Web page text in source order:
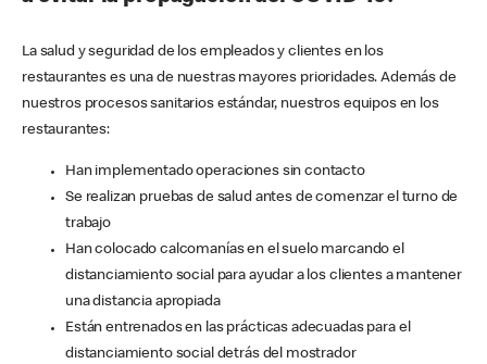
La salud y seguridad de los empleados y clientes en los
restaurantes es una de nuestras mayores prioridades. Además de
nuestros procesos sanitarios estándar, nuestros equipos en los
restaurantes:
Han implementado operaciones sin contacto
Se realizan pruebas de salud antes de comenzar el turno de
trabajo
Han colocado calcomanías en el suelo marcando el
distanciamiento social para ayudar a los clientes a mantener
una distancia apropiada
Están entrenados en las prácticas adecuadas para el
distanciamiento social detrás del mostrador